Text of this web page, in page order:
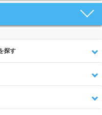
探す